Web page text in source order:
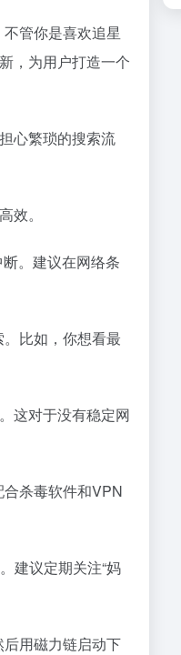
管你是喜欢追星
，为用户打造一个
心繁琐的搜索流
效。
。建议在网络条
比如，你想看最
这对于没有稳定网
杀毒软件和VPN
建议定期关注“妈
用磁力链启动下